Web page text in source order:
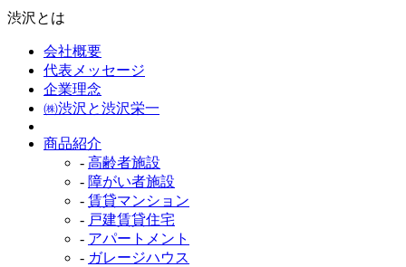
渋沢とは
会社概要
代表メッセージ
企業理念
㈱渋沢と渋沢栄一
商品紹介
- 高齢者施設
- 障がい者施設
- 賃貸マンション
- 戸建賃貸住宅
- アパートメント
- ガレージハウス